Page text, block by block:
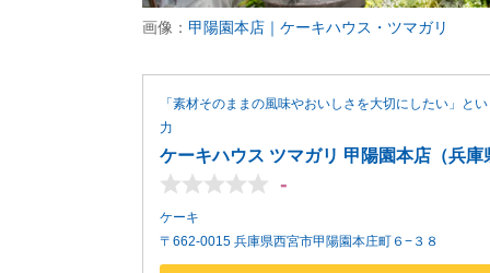
画像： 甲陽園本店｜ケーキハウス・ツマガリ
「素材そのままの風味やおいしさを大切にしたい」と
力
ケーキハウス ツマガリ 甲陽園本店（兵庫
-
ケーキ
〒662-0015 兵庫県西宮市甲陽園本庄町６−３８